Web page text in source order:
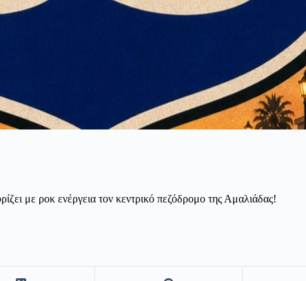
με ροκ ενέργεια τον κεντρικό πεζόδρομο της Αμαλιάδας!